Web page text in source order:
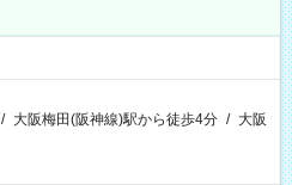
/ 大阪梅田(阪神線)駅から徒歩4分 / 大阪